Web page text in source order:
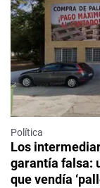
Política
Los
garantía falsa:
que vendía